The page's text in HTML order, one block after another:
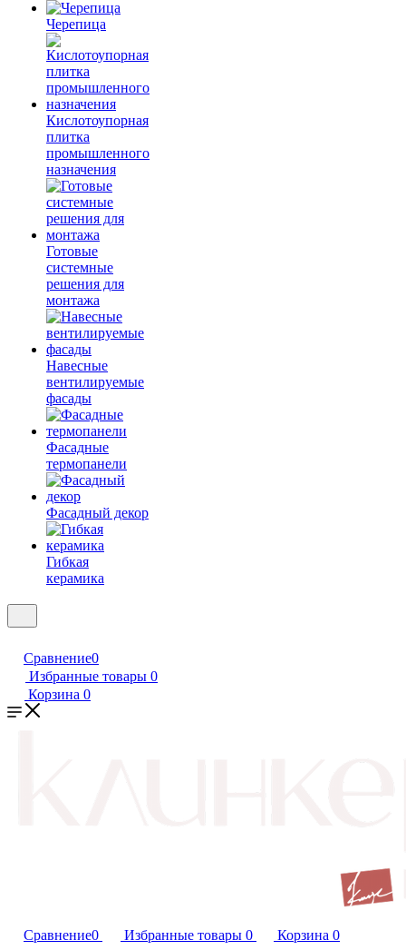
Черепица
Кислотоупорная
плитка
промышленного
назначения
Готовые
системные
решения для
монтажа
Навесные
вентилируемые
фасады
Фасадные
термопанели
Фасадный декор
Гибкая
керамика
Сравнение0
Избранные товары 0
Корзина 0
Сравнение0 Избранные товары 0 Корзина 0